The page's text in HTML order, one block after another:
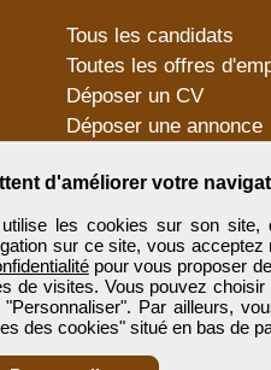
d'améliorer votre
les cookies sur son
sur ce site, vous
pour vous proposer
de visites. Vous pouvez
Par ailleurs,
des cookies" situé en bas de
Tous les candidats
Toutes les offres
Déposer un CV
Déposer une annonce